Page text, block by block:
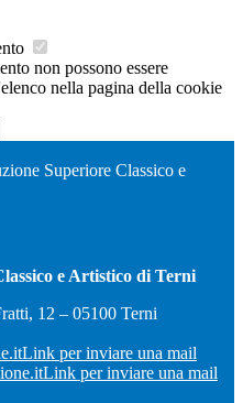
non possono essere
nella pagina della cookie
Superiore Classico e
e Artistico di Terni
12 – 05100 Terni
Link per inviare una mail
Link per inviare una mail